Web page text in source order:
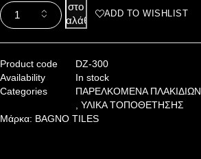
στο
καλάθι
ADD TO WISHLIST
Product code
DZ-300
Availability
In stock
Categories
ΠΑΡΕΛΚΟΜΕΝΑ ΠΛΑΚΙΔΙΩΝ
, ΥΛΙΚΑ ΤΟΠΟΘΕΤΗΣΗΣ
Μάρκα: BAGNO TILES